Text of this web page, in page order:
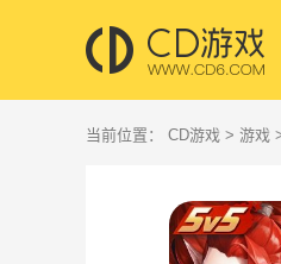
当前位置： CD游戏 > 游戏